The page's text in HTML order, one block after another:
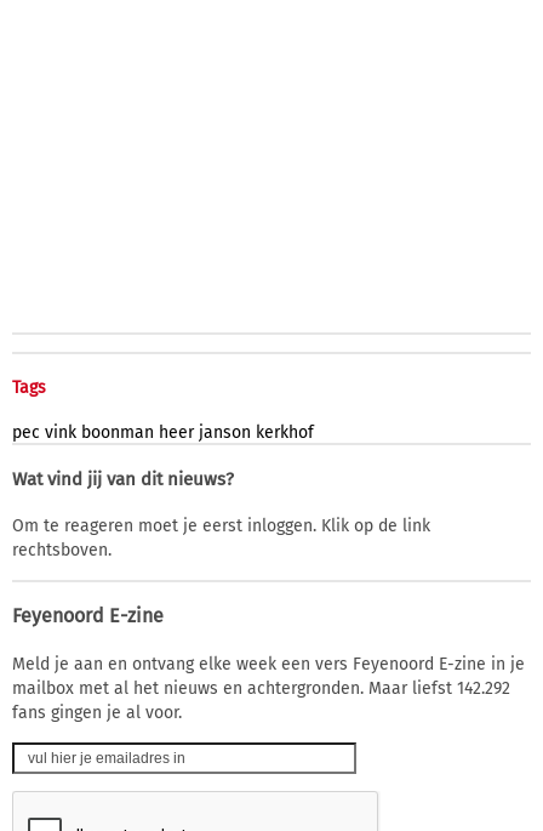
Tags
pec vink boonman heer janson kerkhof
Wat vind jij van dit nieuws?
Om te reageren moet je eerst inloggen. Klik op de link
rechtsboven.
Feyenoord E-zine
Meld je aan en ontvang elke week een vers Feyenoord E-zine in je
mailbox met al het nieuws en achtergronden. Maar liefst 142.292
fans gingen je al voor.